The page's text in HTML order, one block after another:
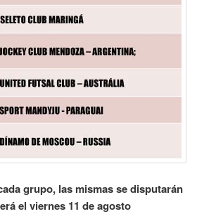
grupo, las mismas se disputarán
el viernes 11 de agosto